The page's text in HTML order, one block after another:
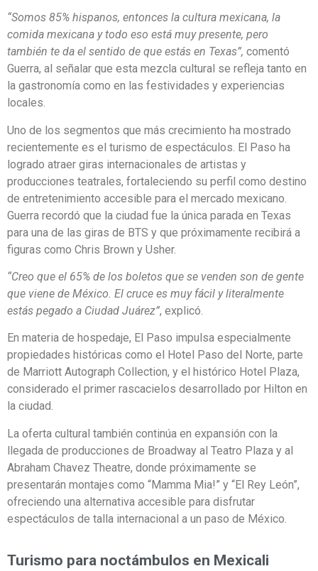
“Somos 85% hispanos, entonces la cultura mexicana, la
comida mexicana y todo eso está muy presente, pero
también te da el sentido de que estás en Texas”, comentó
Guerra, al señalar que esta mezcla cultural se refleja tanto en
la gastronomía como en las festividades y experiencias
locales.
Uno de los segmentos que más crecimiento ha mostrado
recientemente es el turismo de espectáculos. El Paso ha
logrado atraer giras internacionales de artistas y
producciones teatrales, fortaleciendo su perfil como destino
de entretenimiento accesible para el mercado mexicano.
Guerra recordó que la ciudad fue la única parada en Texas
para una de las giras de BTS y que próximamente recibirá a
figuras como Chris Brown y Usher.
“Creo que el 65% de los boletos que se venden son de gente
que viene de México. El cruce es muy fácil y literalmente
estás pegado a Ciudad Juárez”, explicó.
En materia de hospedaje, El Paso impulsa especialmente
propiedades históricas como el Hotel Paso del Norte, parte
de Marriott Autograph Collection, y el histórico Hotel Plaza,
considerado el primer rascacielos desarrollado por Hilton en
la ciudad.
La oferta cultural también continúa en expansión con la
llegada de producciones de Broadway al Teatro Plaza y al
Abraham Chavez Theatre, donde próximamente se
presentarán montajes como “Mamma Mia!” y “El Rey León”,
ofreciendo una alternativa accesible para disfrutar
espectáculos de talla internacional a un paso de México.
Turismo para noctámbulos en Mexicali